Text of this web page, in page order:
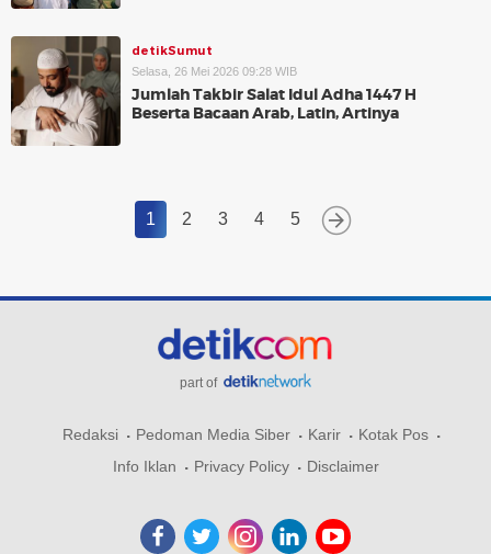
detikSumut
Selasa, 26 Mei 2026 09:28 WIB
Jumlah Takbir Salat Idul Adha 1447 H
Beserta Bacaan Arab, Latin, Artinya
1 2 3 4 5
part of
Redaksi Pedoman Media Siber Karir
Kotak Pos
Info Iklan
Privacy Policy Disclaimer